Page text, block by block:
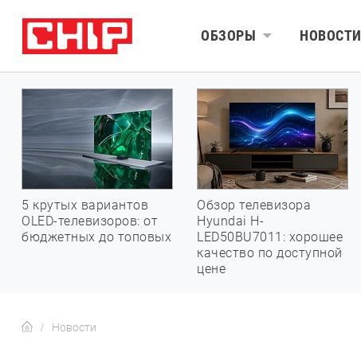
ОБЗОРЫ НОВОСТИ
5 крутых вариантов
OLED-телевизоров: от
бюджетных до топовых
Обзор телевизора
Hyundai H-
LED50BU7011: хорошее
качество по доступной
цене
Новости